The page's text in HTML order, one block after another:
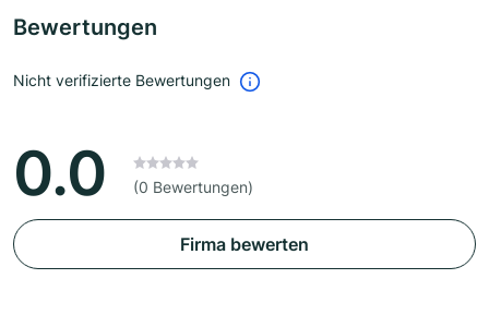
Bewertungen
Nicht verifizierte Bewertungen
0.0 (0 Bewertungen)
Firma bewerten